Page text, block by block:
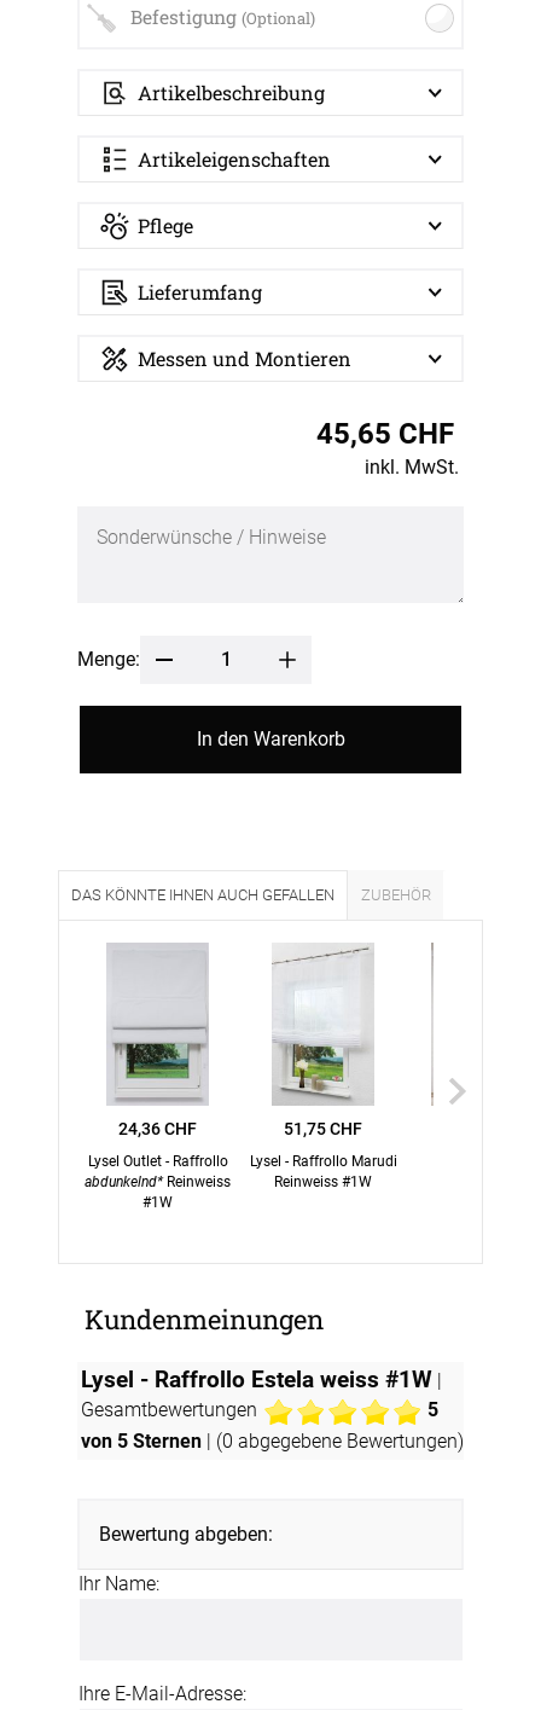
Befestigung (Optional)
Artikelbeschreibung
Artikeleigenschaften
Pflege
Lieferumfang
Messen und Montieren
45,65 CHF
inkl. MwSt.
Menge:
In den Warenkorb
DAS KÖNNTE IHNEN AUCH GEFALLEN ZUBEHÖR
24,36 CHF
Lysel Outlet - Raffrollo
abdunkelnd Reinweiss
#1W
51,75 CHF
Lysel - Raffrollo Marudi
Reinweiss #1W
Kundenmeinungen
Lysel - Raffrollo Estela weiss #1W
Gesamtbewertungen
5
von 5 Sternen | (0 abgegebene Bewertungen)
Bewertung abgeben:
Ihr Name:
Ihre E-Mail-Adresse: